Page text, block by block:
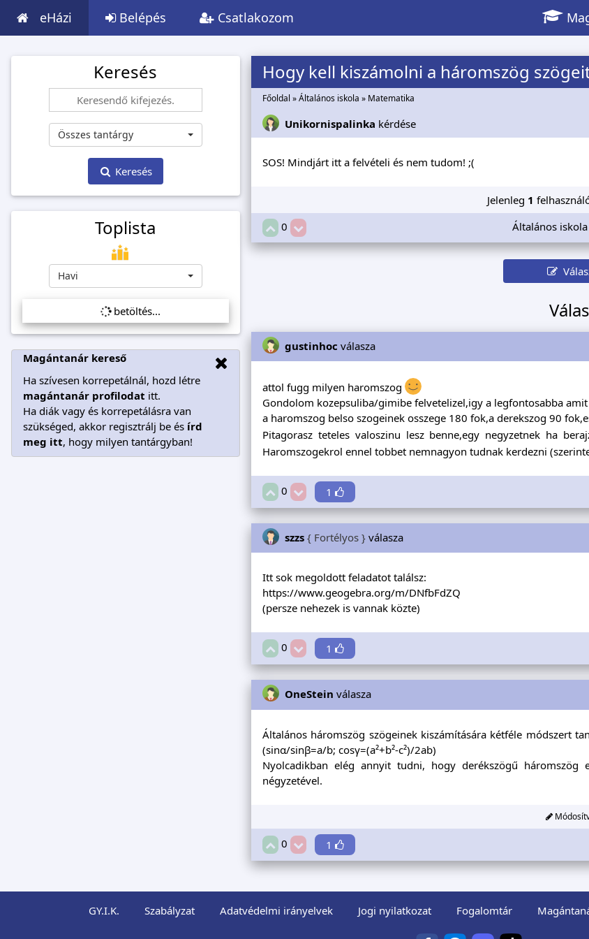
eHázi Belépés Csatlakozom
Keresés
Összes tantárgy
Keresés
Toplista
Havi
betöltés...
Magántanár kereső
Ha szívesen korrepetálnál, hozd létre
magántanár profilodat itt.
Ha diák vagy és korrepetálásra van
szükséged, akkor regisztrálj be és írd
meg itt, hogy milyen tantárgyban!
Hogy kell kiszámolni a háromszög
Főoldal »Általános iskola » Matematika
Unikornispalinka kérdése
SOS! Mindjárt itt a felvételi és nem tudom! ;(
Jelenleg 1
0
Általános
gustinhoc válasza
attol fugg milyen haromszog
Gondolom kozepsuliba/gimibe felvetelizel,igy a legfontosabba
a haromszog belso szogeinek osszege 180 fok,a derekszog 90
Pitagorasz teteles valoszinu lesz benne,egy negyzetnek ha
Haromszogekrol ennel tobbet nemnagyon tudnak kerdezni
0 1
szzs { Fortélyos }válasza
Itt sok megoldott feladatot találsz:
https://www.geogebra.org/m/DNfbFdZQ
(persze nehezek is vannak közte)
0 1
OneStein válasza
Általános háromszög szögeinek kiszámítására kétféle módszert
(sinα/sinβ=a/b; cosγ=(a²+b²-c²)/2ab)
Nyolcadikban elég annyit tudni, hogy derékszögű háromszög
négyzetével.
0 1
GY.I.K. Szabályzat Adatvédelmi irányelvek Jogi nyilatkozat Fogalomtár